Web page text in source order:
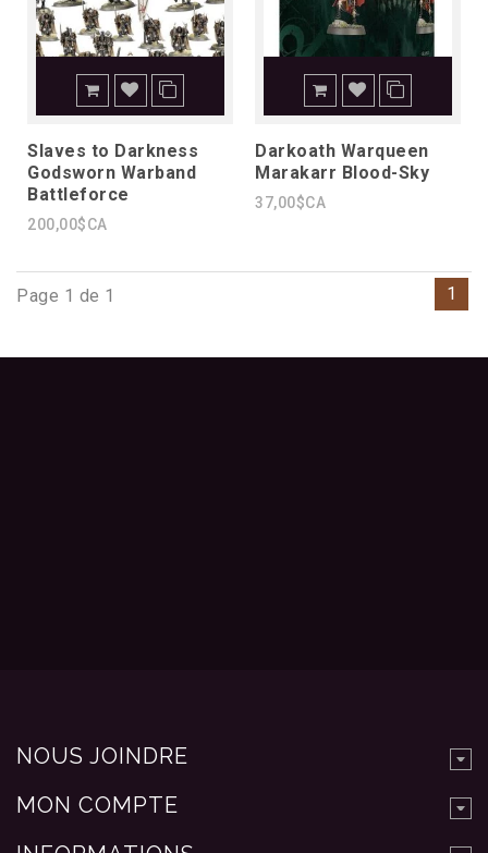
Slaves to Darkness
Godsworn Warband
Battleforce
200,00$CA
Darkoath Warqueen
Marakarr Blood-Sky
37,00$CA
Page 1 de 1 1
NOUS JOINDRE
MON COMPTE